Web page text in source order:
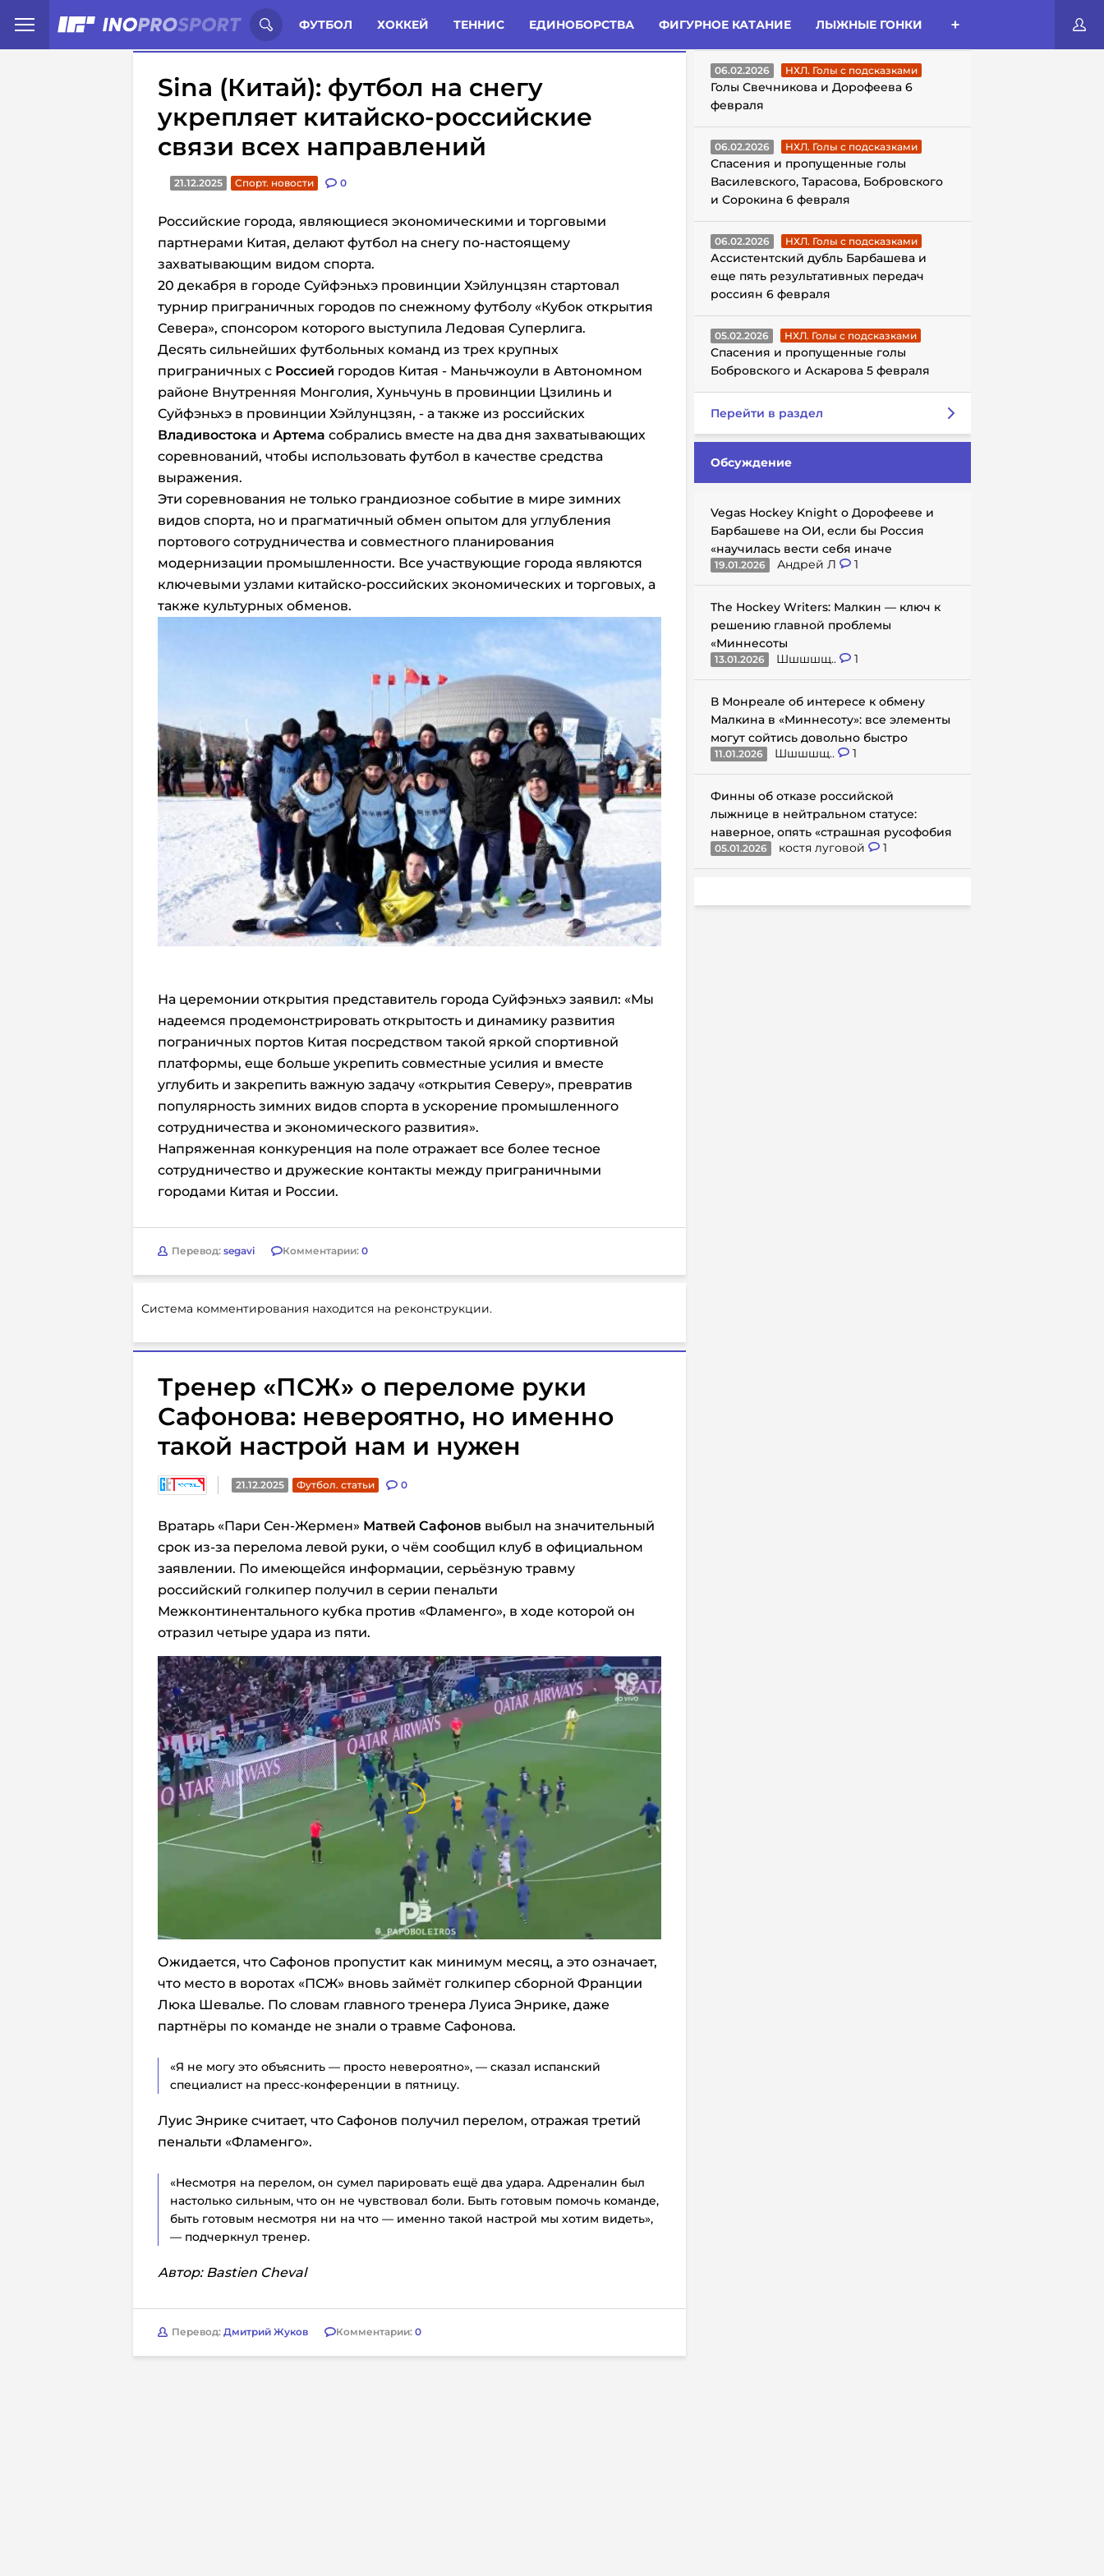
ФУТБОЛ ХОККЕЙ ТЕННИС ЕДИНОБОРСТВА ФИГУРНОЕ КАТАНИЕ ЛЫЖНЫЕ ГОНКИ
Иностранцы о спорте России: Статьи Комменты Новости
Sina (Китай): футбол на снегу
укрепляет китайско-российские
связи всех направлений
21.12.2025 Спорт. новости 0
Российские города, являющиеся экономическими и торговыми
партнерами Китая, делают футбол на снегу по-настоящему
захватывающим видом спорта.
20 декабря в городе Суйфэньхэ провинции Хэйлунцзян стартовал
турнир приграничных городов по снежному футболу «Кубок открытия
Севера», спонсором которого выступила Ледовая Суперлига.
Десять сильнейших футбольных команд из трех крупных
приграничных с Россией городов Китая - Маньчжоули в Автономном
районе Внутренняя Монголия, Хуньчунь в провинции Цзилинь и
Суйфэньхэ в провинции Хэйлунцзян, - а также из российских
Владивостока и Артема собрались вместе на два дня захватывающих
соревнований, чтобы использовать футбол в качестве средства
выражения.
Эти соревнования не только грандиозное событие в мире зимних
видов спорта, но и прагматичный обмен опытом для углубления
портового сотрудничества и совместного планирования
модернизации промышленности. Все участвующие города являются
ключевыми узлами китайско-российских экономических и торговых, а
также культурных обменов.
На церемонии открытия представитель города Суйфэньхэ заявил: «Мы
надеемся продемонстрировать открытость и динамику развития
пограничных портов Китая посредством такой яркой спортивной
платформы, еще больше укрепить совместные усилия и вместе
углубить и закрепить важную задачу «открытия Северу», превратив
популярность зимних видов спорта в ускорение промышленного
сотрудничества и экономического развития».
Напряженная конкуренция на поле отражает все более тесное
сотрудничество и дружеские контакты между приграничными
городами Китая и России.
Перевод: segavi Комментарии: 0
Система комментирования находится на реконструкции.
Тренер «ПСЖ» о переломе руки
Сафонова: невероятно, но именно
такой настрой нам и нужен
21.12.2025 Футбол. статьи 0
Вратарь «Пари Сен-Жермен» Матвей Сафонов выбыл на значительный
срок из-за перелома левой руки, о чём сообщил клуб в официальном
заявлении. По имеющейся информации, серьёзную травму
российский голкипер получил в серии пенальти
Межконтинентального кубка против «Фламенго», в ходе которой он
отразил четыре удара из пяти.
Ожидается, что Сафонов пропустит как минимум месяц, а это означает,
что место в воротах «ПСЖ» вновь займёт голкипер сборной Франции
Люка Шевалье. По словам главного тренера Луиса Энрике, даже
партнёры по команде не знали о травме Сафонова.
«Я не могу это объяснить — просто невероятно», — сказал испанский
специалист на пресс-конференции в пятницу.
Луис Энрике считает, что Сафонов получил перелом, отражая третий
пенальти «Фламенго».
«Несмотря на перелом, он сумел парировать ещё два удара. Адреналин был
настолько сильным, что он не чувствовал боли. Быть готовым помочь команде,
быть готовым несмотря ни на что — именно такой настрой мы хотим видеть»,
— подчеркнул тренер.
Автор: Bastien Cheval
Перевод: Дмитрий Жуков Комментарии: 0
ГОЛЫ С ПОДСКАЗКАМИ
06.02.2026 НХЛ. Голы с подсказками
Голы Свечникова и Дорофеева 6
февраля
06.02.2026 НХЛ. Голы с подсказками
Спасения и пропущенные голы
Василевского, Тарасова, Бобровского
и Сорокина 6 февраля
06.02.2026 НХЛ. Голы с подсказками
Ассистентский дубль Барбашева и
еще пять результативных передач
россиян 6 февраля
05.02.2026 НХЛ. Голы с подсказками
Спасения и пропущенные голы
Бобровского и Аскарова 5 февраля
Перейти в раздел
Обсуждение
Vegas Hockey Knight о Дорофееве и
Барбашеве на ОИ, если бы Россия
«научилась вести себя иначе
19.01.2026 Андрей Л 1
The Hockey Writers: Малкин — ключ к
решению главной проблемы
«Миннесоты
13.01.2026 Шшшшщ.. 1
В Монреале об интересе к обмену
Малкина в «Миннесоту»: все элементы
могут сойтись довольно быстро
11.01.2026 Шшшшщ.. 1
Финны об отказе российской
лыжнице в нейтральном статусе:
наверное, опять «страшная русофобия
05.01.2026 костя луговой 1